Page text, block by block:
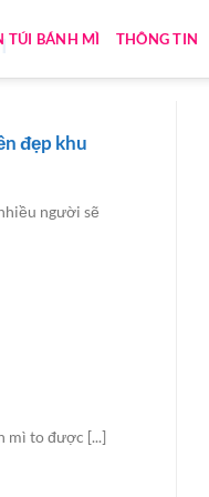
TÚI BÁNH MÌ THÔNG TIN
đẹp khu
người sẽ
mì to được [...]